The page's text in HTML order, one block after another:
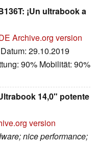
¡Un ultrabook a
Archive.org version
29.10.2019
90% Mobilität: 90%
14,0" potente
version
nice performance;